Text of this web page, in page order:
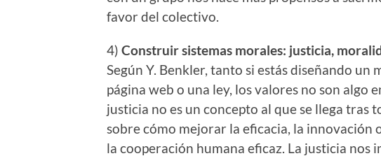
favor del colectivo.
4) Construir sistemas morales: justicia,
Según Y. Benkler, tanto si estás diseñando un
página web o una ley, los valores no son algo
justicia no es un concepto al que se llega tras
sobre cómo mejorar la eficacia, la innovación
la cooperación humana eficaz. La justicia nos